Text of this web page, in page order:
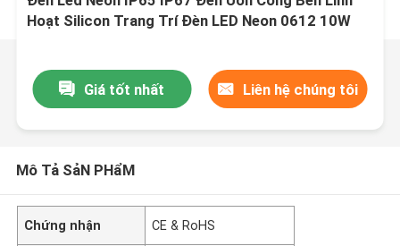
Hoạt Silicon Trang Trí Đèn LED Neon 0612 10W
Giá tốt nhất Liên hệ chúng tôi
Mô Tả SảN PHẩM
Chứng nhận CE & RoHS